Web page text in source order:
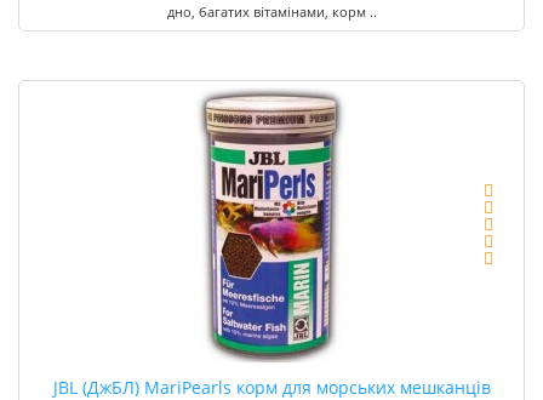
дно, багатих вітамінами, корм ..
JBL (ДжБЛ) MariPearls корм для морських мешканців